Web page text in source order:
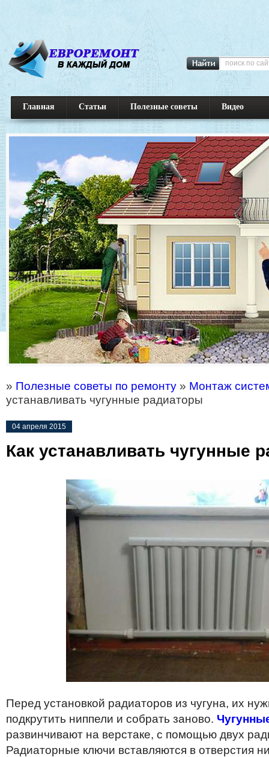
Главная Статьи Полезные советы Видео
» Полезные советы по ремонту » Монтаж
устанавливать чугунные радиаторы
04 апреля 2015
Как устанавливать чугунные
Перед установкой радиаторов из чугуна, их
подкрутить ниппели и собрать заново.
развинчивают на верстаке, с помощью двух
Радиаторные ключи вставляются в отверстия